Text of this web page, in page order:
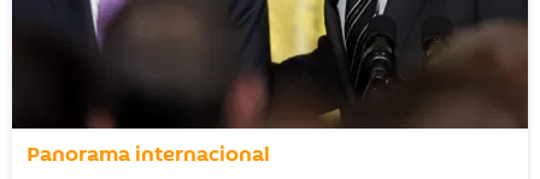
Panorama internacional